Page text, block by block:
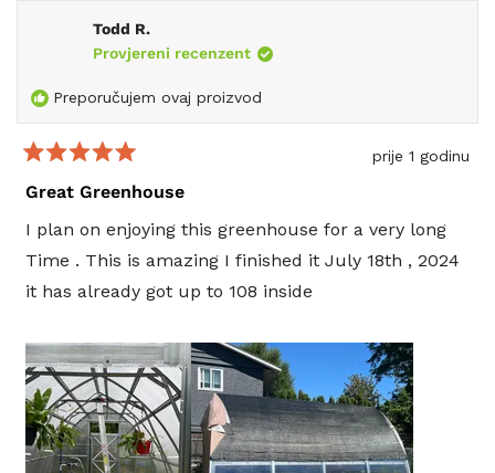
Todd R.
Provjereni recenzent
Preporučujem ovaj proizvod
s
od
zvjezdica
prije 1 godinu
Great Greenhouse
I plan on enjoying this greenhouse for a very long
Time . This is amazing I finished it July 18th , 2024
it has already got up to 108 inside